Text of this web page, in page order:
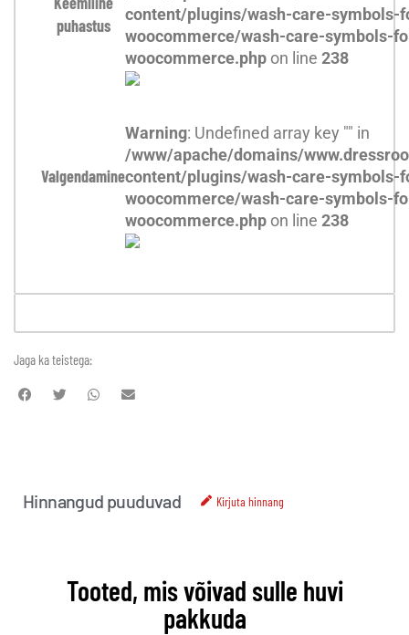
puhastus
content/plugins/wash-care-symbols-
woocommerce/wash-care-symbols-
woocommerce.php on line 238
Valgendamine
Warning: Undefined array key "" in
/www/apache/domains/
content/plugins/wash-care-symbols-
woocommerce/wash-care-symbols-
woocommerce.php on line 238
Jaga ka teistega:
Hinnangud puuduvad Kirjuta hinnang
Tooted, mis võivad sulle huvi
pakkuda